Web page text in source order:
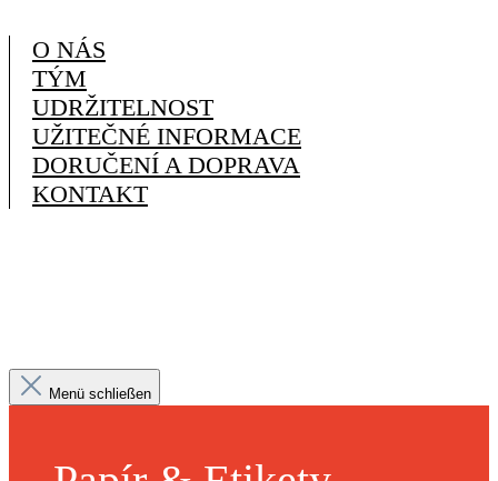
O NÁS
TÝM
UDRŽITELNOST
UŽITEČNÉ INFORMACE
DORUČENÍ A DOPRAVA
KONTAKT
Menü schließen